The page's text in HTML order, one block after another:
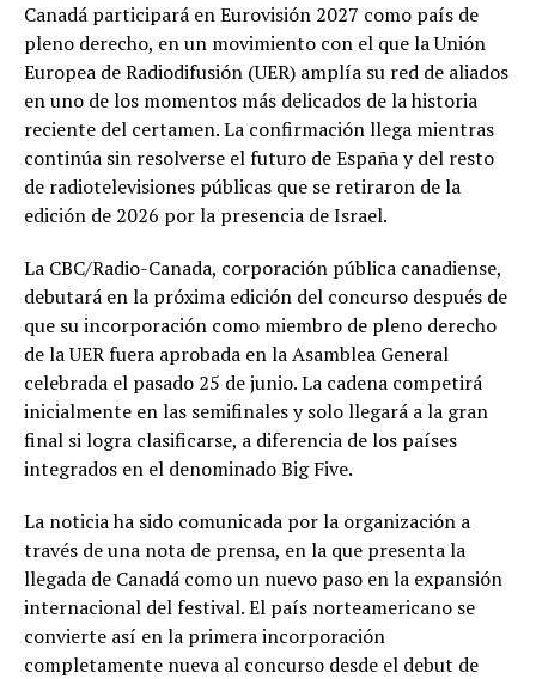
Canadá participará en Eurovisión 2027 como país de
pleno derecho, en un movimiento con el que la Unión
Europea de Radiodifusión (UER) amplía su red de aliados
en uno de los momentos más delicados de la historia
reciente del certamen. La confirmación llega mientras
continúa sin resolverse el futuro de España y del resto
de radiotelevisiones públicas que se retiraron de la
edición de 2026 por la presencia de Israel.
La CBC/Radio-Canada, corporación pública canadiense,
debutará en la próxima edición del concurso después de
que su incorporación como miembro de pleno derecho
de la UER fuera aprobada en la Asamblea General
celebrada el pasado 25 de junio. La cadena competirá
inicialmente en las semifinales y solo llegará a la gran
final si logra clasificarse, a diferencia de los países
integrados en el denominado Big Five.
La noticia ha sido comunicada por la organización a
través de una nota de prensa, en la que presenta la
llegada de Canadá como un nuevo paso en la expansión
internacional del festival. El país norteamericano se
convierte así en la primera incorporación
completamente nueva al concurso desde el debut de